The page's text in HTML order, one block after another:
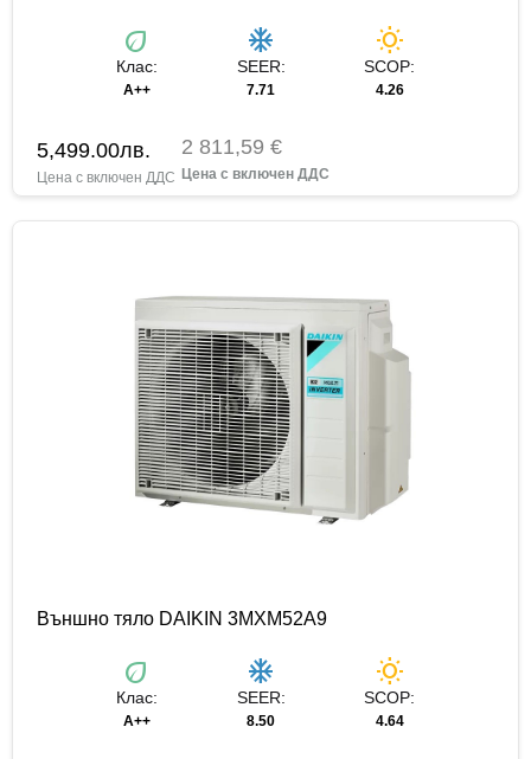
eco
Клас:
A++
ac_unit
SEER:
7.71
wb_sunny
SCOP:
4.26
5,499.00лв. 2 811,59 €
Външно тяло DAIKIN 3MXM52A9
eco
Клас:
A++
ac_unit
SEER:
8.50
wb_sunny
SCOP:
4.64